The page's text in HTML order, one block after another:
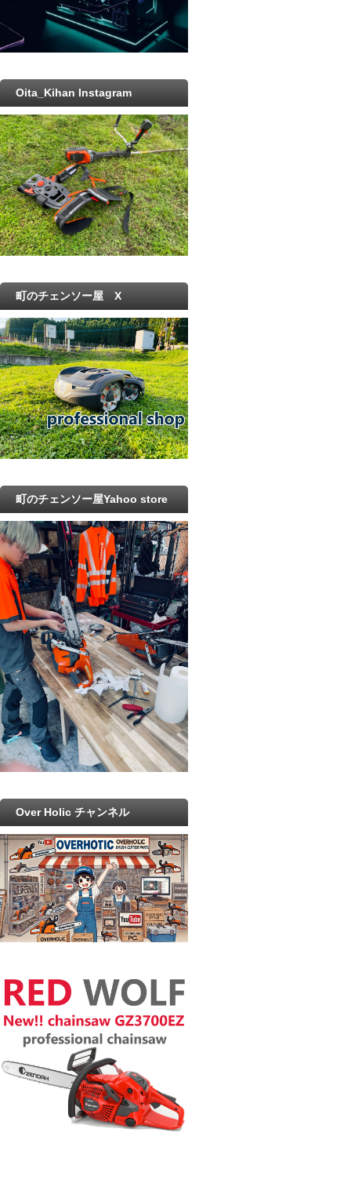
Oita_Kihan Instagram
町のチェンソー屋 X
町のチェンソー屋Yahoo store
Over Holic チャンネル